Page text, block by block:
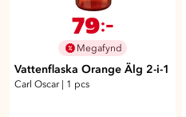
79:-
Megafynd
Vattenflaska Orange Älg 2-i-1
Carl Oscar | 1 pcs